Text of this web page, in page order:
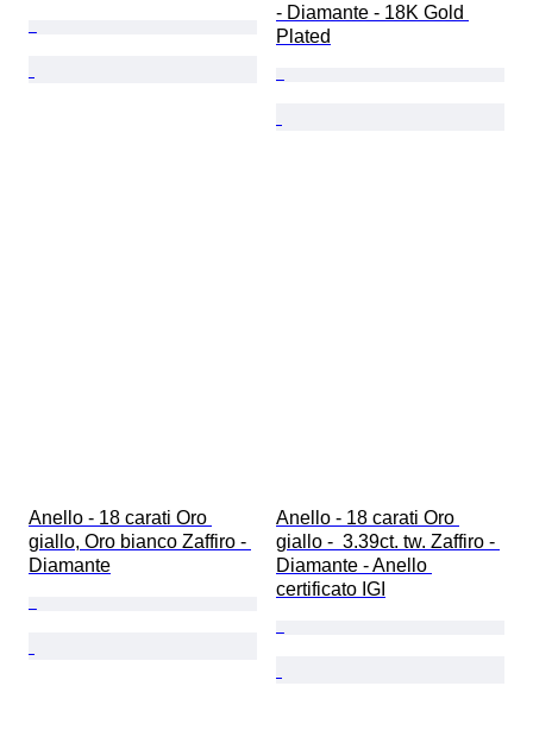
- Diamante - 18K Gold
Plated
Anello - 18 carati Oro
giallo, Oro bianco Zaffiro -
Diamante
Anello - 18 carati Oro
giallo -  3.39ct. tw. Zaffiro -
Diamante - Anello
certificato IGI